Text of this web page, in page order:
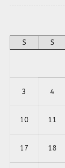
S S
3 4
10 11
17 18